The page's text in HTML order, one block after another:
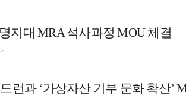
지대 MRA 석사과정 MOU 체결
런과 ‘가상자산 기부 문화 확산’